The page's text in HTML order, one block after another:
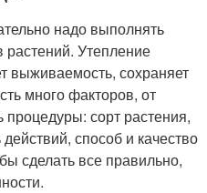
надо выполнять
растений. Утепление
выживаемость, сохраняет
много факторов, от
процедуры: сорт растения,
способ и качество
сделать все правильно,